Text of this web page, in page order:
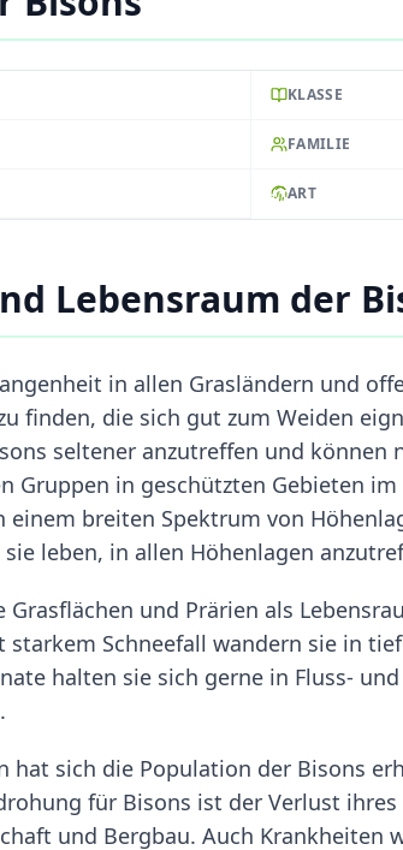
KLASSE
FAMILIE
ART
Lebensraum der
in allen Grasländern und
finden, die sich gut zum Weiden
seltener anzutreffen und können
Gruppen in geschützten Gebieten
einem breiten Spektrum von
leben, in allen Höhenlagen
und Prärien als
Schneefall wandern sie in
halten sie sich gerne in Fluss-
hat sich die Population der Bisons
für Bisons ist der Verlust
und Bergbau. Auch Krankheiten